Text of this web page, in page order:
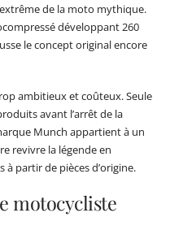
de la moto mythique.
développant 260
le concept original encore
ambitieux et coûteux. Seule
avant l’arrêt de la
Munch appartient à un
revivre la légende en
partir de pièces d’origine.
motocycliste